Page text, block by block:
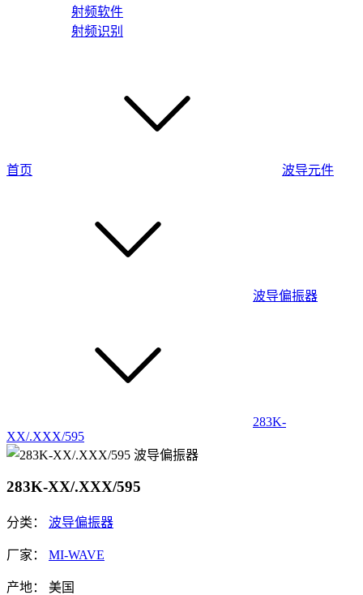
射频软件
射频识别
首页 波导元件
波导偏振器
283K-
XX/.XXX/595
283K-XX/.XXX/595
分类： 波导偏振器
厂家： MI-WAVE
产地： 美国